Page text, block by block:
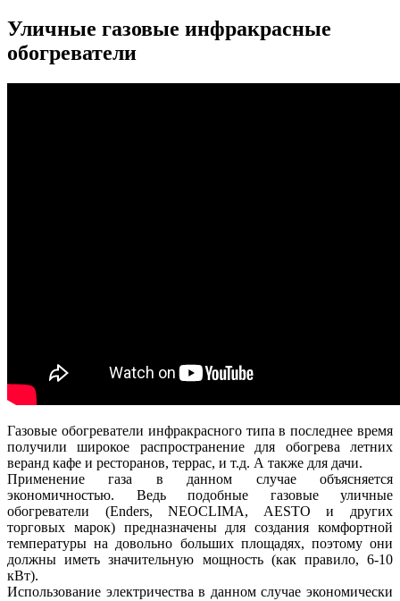
Уличные газовые инфракрасные
обогреватели
Газовые обогреватели инфракрасного типа в последнее время
получили широкое распространение для обогрева летних
веранд кафе и ресторанов, террас, и т.д. А также для дачи.
Применение газа в данном случае объясняется
экономичностью. Ведь подобные газовые уличные
обогреватели (Enders, NEOCLIMA, AESTO и других
торговых марок) предназначены для создания комфортной
температуры на довольно больших площадях, поэтому они
должны иметь значительную мощность (как правило, 6-10
кВт).
Использование электричества в данном случае экономически